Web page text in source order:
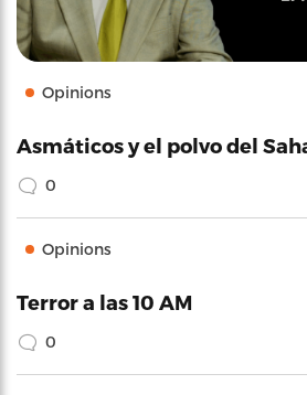
Opinions
Asmáticos y el polvo del
0
Opinions
Terror a las 10 AM
0